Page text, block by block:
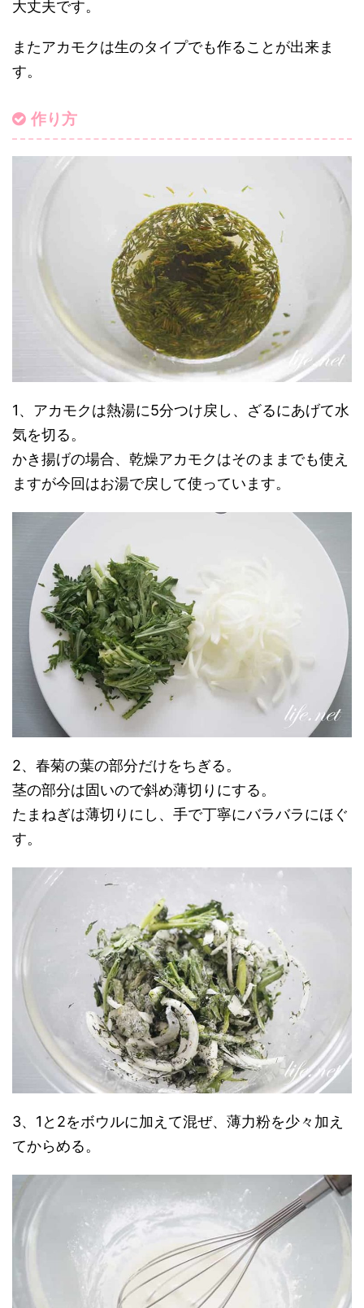
大丈夫です。
またアカモクは生のタイプでも作ることが出来ま
す。
作り方
1、アカモクは熱湯に5分つけ戻し、ざるにあげて水
気を切る。
かき揚げの場合、乾燥アカモクはそのままでも使え
ますが今回はお湯で戻して使っています。
2、春菊の葉の部分だけをちぎる。
茎の部分は固いので斜め薄切りにする。
たまねぎは薄切りにし、手で丁寧にバラバラにほぐ
す。
3、1と2をボウルに加えて混ぜ、薄力粉を少々加え
てからめる。